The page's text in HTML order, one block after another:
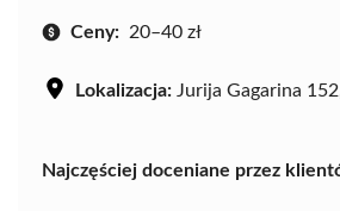
Ceny: 20–40 zł
Lokalizacja: Jurija Gagarina
Najczęściej doceniane przez